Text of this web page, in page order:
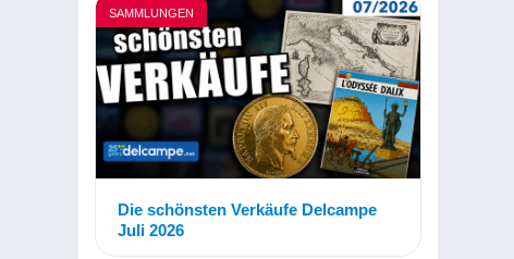
SAMMLUNGEN
Die schönsten Verkäufe Delcampe
Juli 2026